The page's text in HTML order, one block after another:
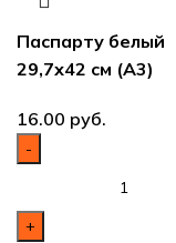
Паспарту белый
29,7х42 см (А3)
руб.